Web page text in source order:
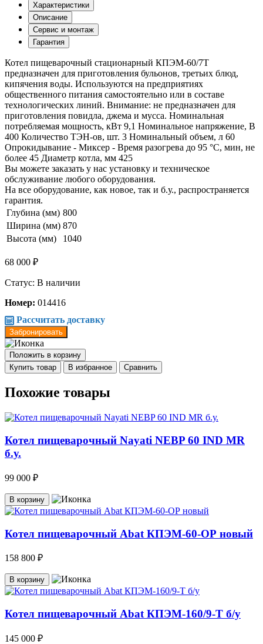
Характеристики
Описание
Сервис и монтаж
Гарантия
Котел пищеварочный стационарный КПЭМ-60/7Т
предназначен для приготовления бульонов, третьих блюд,
кипячения воды. Используются на предприятиях
общественного питания самостоятельно или в составе
технологических линий. Внимание: не предназначен для
приготовления повидла, джема и мусса. Номинальная
потребляемая мощность, кВт 9,1 Номинальное напряжение, В
400 Количество ТЭН-ов, шт. 3 Номинальный объем, л 60
Опрокидывание - Миксер - Время разогрева до 95 °C, мин, не
более 45 Диаметр котла, мм 425
Вы можете заказать у нас установку и техническое
обслуживание любого оборудования.
На все оборудование, как новое, так и б.у., распространяется
гарантия.
Глубина (мм) 800
Ширина (мм) 870
Высота (мм)
1040
68 000 ₽
Статус: В наличии
Номер: 014416
Рассчитать доставку
Забронировать
Положить в корзину
Купить товар
В избранное Сравнить
Похожие товары
Котел пищеварочный Nayati NEBP 60 IND MR
б.у.
99 000 ₽
В корзину
Котел пищеварочный Abat КПЭМ-60-ОР новый
158 800 ₽
В корзину
Котел пищеварочный Abat КПЭМ-160/9-Т б/у
145 000 ₽